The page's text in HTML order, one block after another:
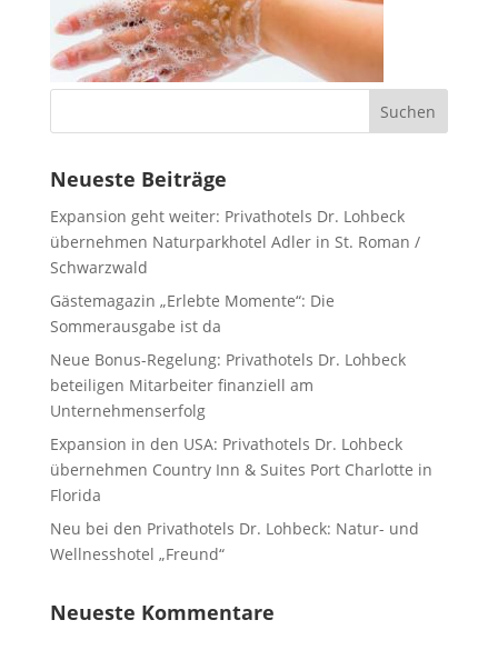
Neueste Beiträge
Expansion geht weiter: Privathotels Dr. Lohbeck
übernehmen Naturparkhotel Adler in St. Roman /
Schwarzwald
Gästemagazin „Erlebte Momente“: Die
Sommerausgabe ist da
Neue Bonus-Regelung: Privathotels Dr. Lohbeck
beteiligen Mitarbeiter finanziell am
Unternehmenserfolg
Expansion in den USA: Privathotels Dr. Lohbeck
übernehmen Country Inn & Suites Port Charlotte in
Florida
Neu bei den Privathotels Dr. Lohbeck: Natur- und
Wellnesshotel „Freund“
Neueste Kommentare